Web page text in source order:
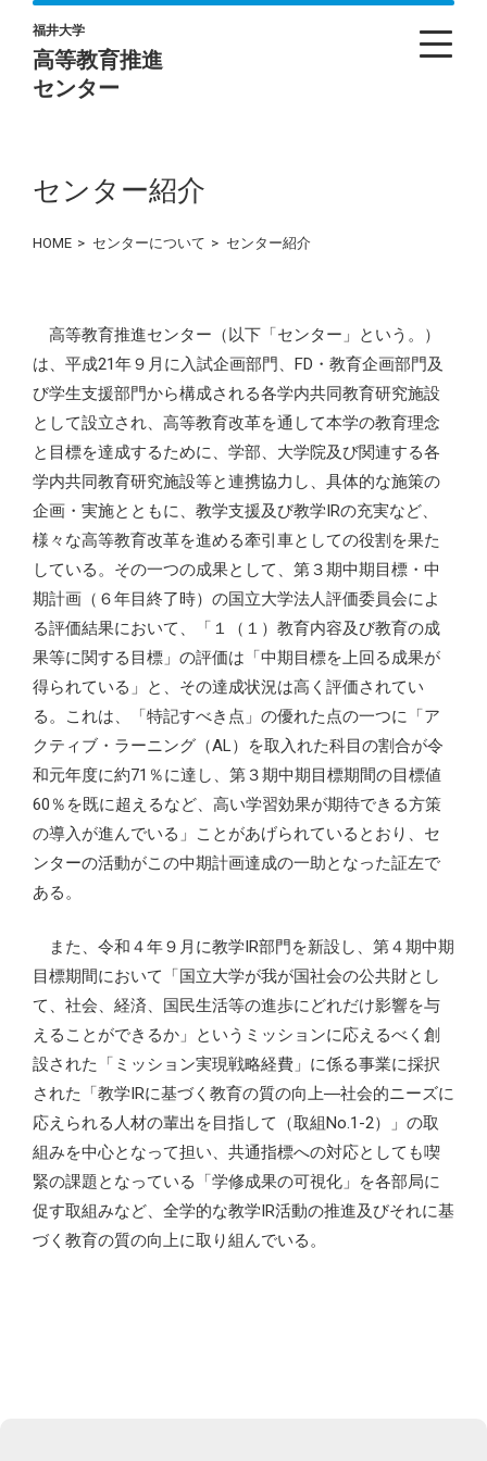
福井大学
高等教育推進
センター
センター紹介
HOME > センターについて > センター紹介
高等教育推進センター（以下「センター」という。）
は、平成21年９月に入試企画部門、FD・教育企画部門及
び学生支援部門から構成される各学内共同教育研究施設
として設立され、高等教育改革を通して本学の教育理念
と目標を達成するために、学部、大学院及び関連する各
学内共同教育研究施設等と連携協力し、具体的な施策の
企画・実施とともに、教学支援及び教学IRの充実など、
様々な高等教育改革を進める牽引車としての役割を果た
している。その一つの成果として、第３期中期目標・中
期計画（６年目終了時）の国立大学法人評価委員会によ
る評価結果において、「１（１）教育内容及び教育の成
果等に関する目標」の評価は「中期目標を上回る成果が
得られている」と、その達成状況は高く評価されてい
る。これは、「特記すべき点」の優れた点の一つに「ア
クティブ・ラーニング（AL）を取入れた科目の割合が令
和元年度に約71％に達し、第３期中期目標期間の目標値
60％を既に超えるなど、高い学習効果が期待できる方策
の導入が進んでいる」ことがあげられているとおり、セ
ンターの活動がこの中期計画達成の一助となった証左で
ある。
また、令和４年９月に教学IR部門を新設し、第４期中期
目標期間において「国立大学が我が国社会の公共財とし
て、社会、経済、国民生活等の進歩にどれだけ影響を与
えることができるか」というミッションに応えるべく創
設された「ミッション実現戦略経費」に係る事業に採択
された「教学IRに基づく教育の質の向上―社会的ニーズに
応えられる人材の輩出を目指して（取組No.1-2）」の取
組みを中心となって担い、共通指標への対応としても喫
緊の課題となっている「学修成果の可視化」を各部局に
促す取組みなど、全学的な教学IR活動の推進及びそれに基
づく教育の質の向上に取り組んでいる。